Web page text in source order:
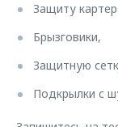
Защиту
Брызговики,
Защитную
Подкрылки с